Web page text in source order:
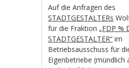
Auf die Anfragen des
STADTGESTALTERs
für die Fraktion „FDP %
STADTGESTALTER“ im
Betriebsausschuss für
Eigenbetriebe (mündlich